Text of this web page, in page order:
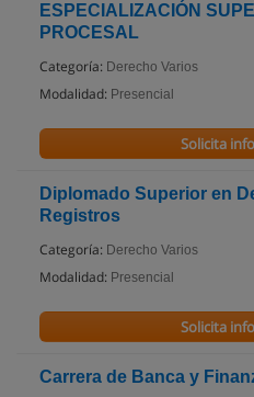
ESPECIALIZACIÓN
PROCESAL
Categoría: Derecho Varios
Modalidad: Presencial
Solicita
Diplomado Superior en
Registros
Categoría: Derecho Varios
Modalidad: Presencial
Solicita
Carrera de Banca y